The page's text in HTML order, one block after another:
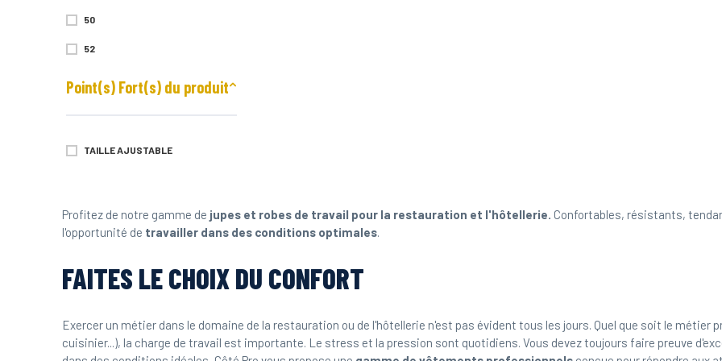
50
52
Point(s) Fort(s) du produit
TAILLE AJUSTABLE
Profitez de notre gamme de jupes et robes de travail pour la restauration et l'hôtellerie. Confortables, résistants,
l'opportunité de travailler dans des conditions optimales.
FAITES LE CHOIX DU CONFORT
Exercer un métier dans le domaine de la restauration ou de l'hôtellerie n'est pas évident tous les jours. Quel que soit le
cuisinier...), la charge de travail est importante. Le stress et la pression sont quotidiens. Vous devez toujours faire preuve